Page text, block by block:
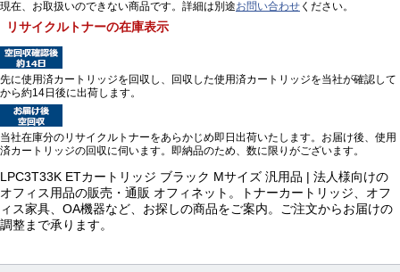
現在、お取扱いのできない商品です。詳細は別途お問い合わせ ください。
リサイクルトナーの在庫表示
先に使用済カートリッジを回収し、回収した使用済カートリッジを当社が確認して
から約14日後に出荷します。
当社在庫分のリサイクルトナーをあらかじめ即日出荷いたします。お届け後、使用
済カートリッジの回収に伺います。即納品のため、数に限りがございます。
LPC3T33K ETカートリッジ ブラック Mサイズ 汎用品 | 法人様向けの
オフィス用品の販売・通販 オフィネット。トナーカートリッジ、オフ
ィス家具、OA機器など、お探しの商品をご案内。ご注文からお届けの
調整まで承ります。